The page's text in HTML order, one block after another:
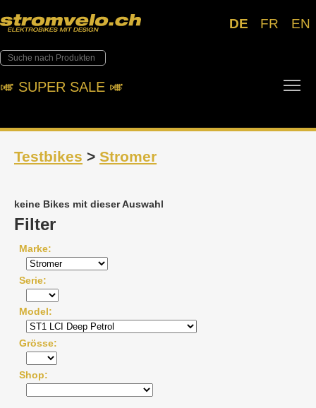
DE FR EN
🎺︎ SUPER SALE 🎺︎
Testbikes > Stromer
keine Bikes mit dieser Auswahl
Filter
Marke
Serie
Model
Grösse
Shop